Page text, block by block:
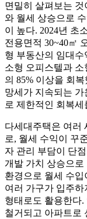
면밀히 살펴보는
와 월세 상승으로
이 높다. 2024년 초
전용면적 30~40㎡
형 부동산의 임대
소형 오피스텔과 소
의 85% 이상을 회
망세가 지속되는
로 제한적인 회복
다세대주택은 여러
로, 월세 수익이 꾸
자 관리 부담이 단
개발 가치 상승으로
환경으로 월세 수입
여러 가구가 입주
형태로도 활용한다
철거되고 아파트로